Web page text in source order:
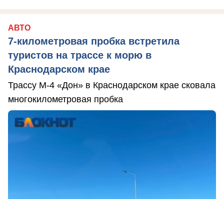
АВТО
7-километровая пробка встретила
туристов на трассе к морю в
Краснодарском крае
Трассу М-4 «Дон» в Краснодарском крае сковала
многокилометровая пробка